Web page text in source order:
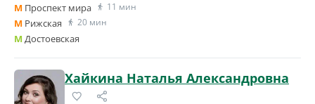
M Проспект мира 11 мин
M Рижская 20 мин
M Достоевская
Хайкина Наталья Александровна